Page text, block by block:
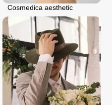
Cosmedica aesthetic